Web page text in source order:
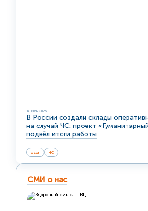
18 июн 2026
В России создали склады
на случай ЧС: проект
подвёл итоги работы
ozon ЧС
СМИ о нас